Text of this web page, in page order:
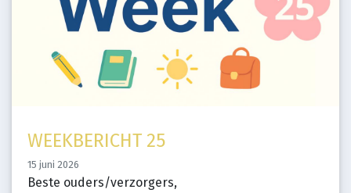
WEEKBERICHT 25
15 juni 2026
Beste ouders/verzorgers,